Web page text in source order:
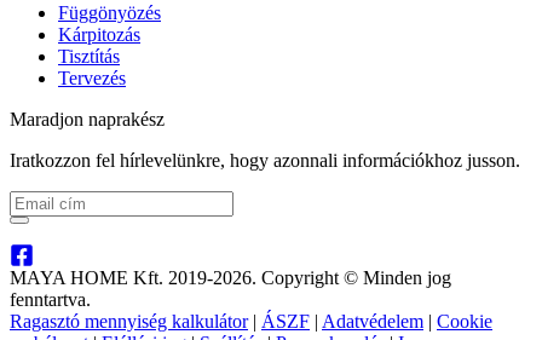
Függönyözés
Kárpitozás
Tisztítás
Tervezés
Maradjon naprakész
Iratkozzon fel hírlevelünkre, hogy azonnali információkhoz jusson.
MAYA HOME Kft. 2019-2026. Copyright © Minden jog
fenntartva.
Ragasztó mennyiség kalkulátor | ÁSZF | Adatvédelem | Cookie